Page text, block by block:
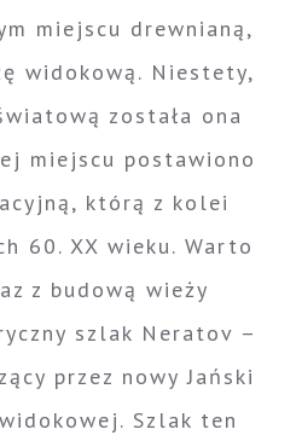
miejscu drewnianą,
widokową. Niestety,
została ona
miejscu postawiono
którą z kolei
60. XX wieku. Warto
z budową wieży
szlak Neratov –
przez nowy Jański
Szlak ten